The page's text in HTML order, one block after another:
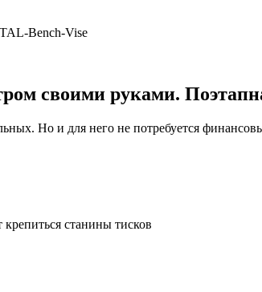
Bench-Vise
своими руками.
Но и для него не потребуется
станины тисков